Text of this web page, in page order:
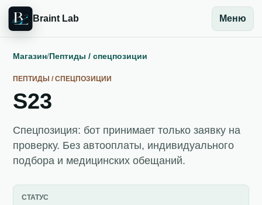
Braint Lab Меню
Магазин/Пептиды / спецпозиции
ПЕПТИДЫ / СПЕЦПОЗИЦИИ
S23
Спецпозиция: бот принимает только заявку на
проверку. Без автооплаты, индивидуального
подбора и медицинских обещаний.
СТАТУС